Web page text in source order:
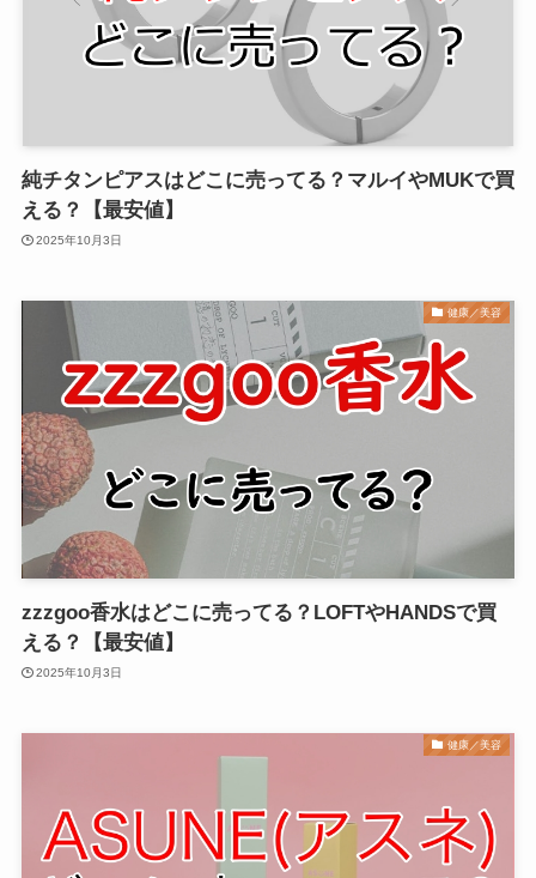
純チタンピアスはどこに売ってる？マルイやMUKで買
える？【最安値】
2025年10月3日
健康／美容
zzzgoo香水はどこに売ってる？LOFTやHANDSで買
える？【最安値】
2025年10月3日
健康／美容